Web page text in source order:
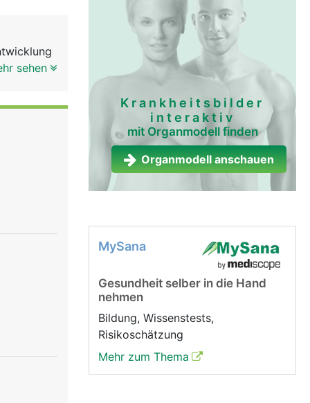
in
sehen
Krankheitsbilder
interaktiv
mit Organmodell finden
Organmodell anschauen
MySana
Gesundheit selber in die Hand
nehmen
Bildung, Wissenstests,
Risikoschätzung
Mehr zum Thema